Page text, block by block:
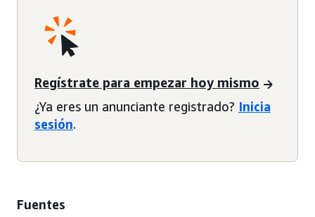
Regístrate para empezar hoy mismo
¿Ya eres un anunciante registrado? Inicia
sesión.
Fuentes